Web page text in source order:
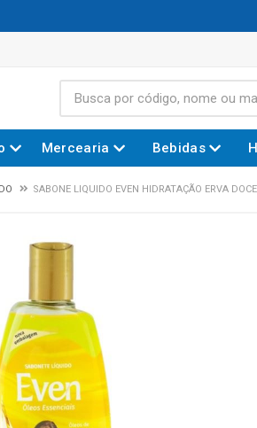
Mercearia Bebidas
SABONE LIQUIDO EVEN HIDRATAÇÃO ERVA